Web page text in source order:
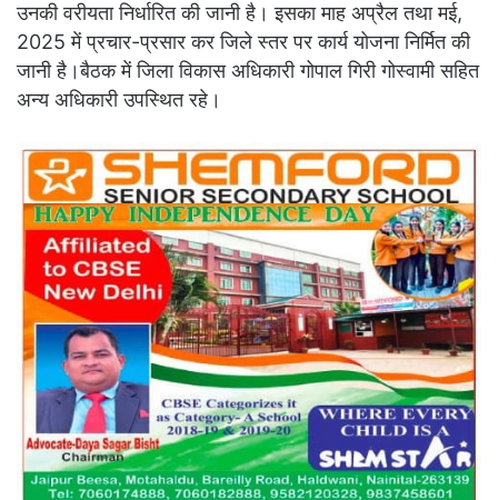
उनकी वरीयता निर्धारित की जानी है। इसका माह अप्रैल तथा मई,
2025 में प्रचार-प्रसार कर जिले स्तर पर कार्य योजना निर्मित की
जानी है।बैठक में जिला विकास अधिकारी गोपाल गिरी गोस्वामी सहित
अन्य अधिकारी उपस्थित रहे।